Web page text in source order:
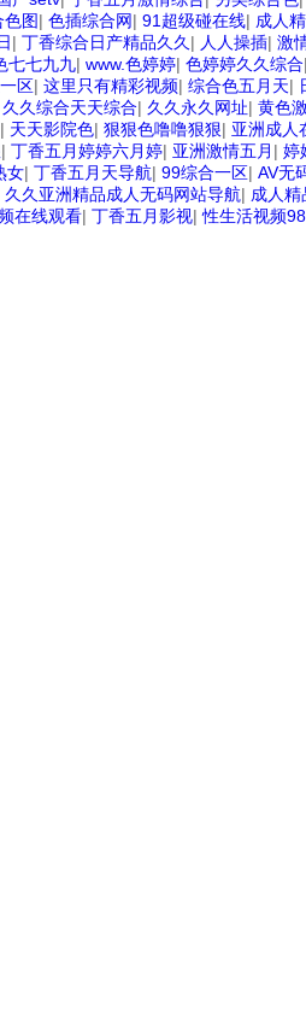
图| 色插综合网| 91超级碰在线| 成人
| 丁香综合日产精品久久 | 人人操插| 激
七七九九| www.色婷婷| 色婷婷久久综合
区| 这里只有精彩视频| 综合色五月天|
久久综合天天综合| 久久永久网址| 黄色
| 天天影院色| 狠狠色噜噜狠狠| 亚洲成人
| 丁香五月婷婷六月婷| 亚洲激情五月 | 婷
女| 丁香五月天导航| 99综合一区| AV无
久久亚洲精品成人无码网站导航| 成人精
在线观看| 丁香五月影视|性生活视频